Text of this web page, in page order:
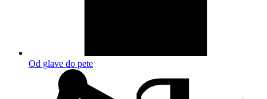
Od glave do pete